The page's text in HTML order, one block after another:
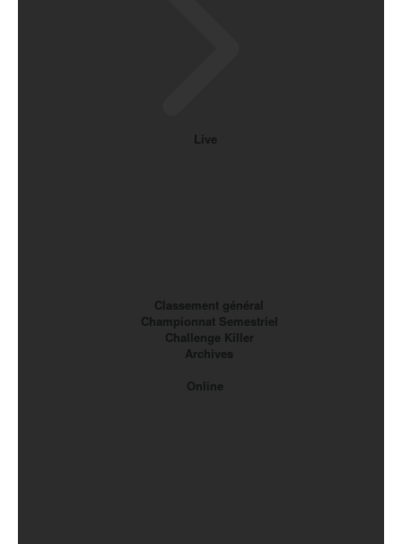
Live
Classement général
Championnat Semestriel
Challenge Killer
Archives
Online